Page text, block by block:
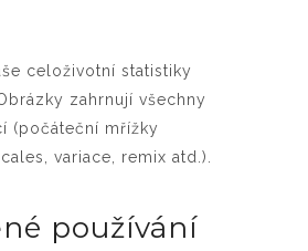
celoživotní statistiky
zahrnují všechny
(počáteční mřížky
variace, remix atd.).
používání